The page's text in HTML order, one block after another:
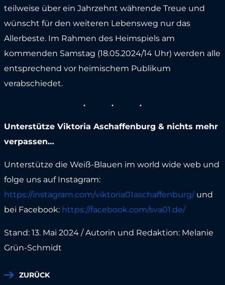
teilweise über ein Jahrzehnt währende Treue und
wünscht für den weiteren Lebensweg nur das
Allerbeste. Im Rahmen des Heimspiels am
kommenden Samstag (18.05.2024/14 Uhr) werden alle
entsprechend vor heimischem Publikum
verabschiedet.
Unterstütze Viktoria Aschaffenburg & nichts mehr
verpassen…
Unterstütze die Weiß-Blauen im world wide web und
folge uns auf Instagram:
https://instagram.com/viktoria01aschaffenburg/und
bei Facebook: https://facebook.com/sva01.de/
Stand: 13. Mai 2024 / Autorin und Redaktion: Melanie
Grün-Schmidt
ZURÜCK